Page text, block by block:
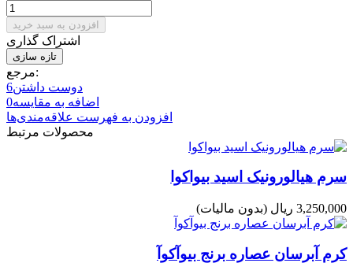
افزودن به سبد خرید
اشتراک گذاری
مرجع:
دوست داشتن6
اضافه به مقایسه0
افزودن به فهرست علاقه‌مندی‌ها
محصولات مرتبط
سرم هیالورونیک اسید بیواکوا
3,250,000 ریال (بدون مالیات)
کرم آبرسان عصاره برنج بیوآکوآ